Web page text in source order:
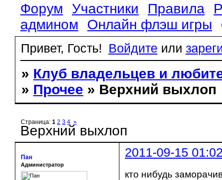
Форум Участники Правила
админом
Онлайн флэш игры
Привет, Гость!
Войдите или
» Клуб владельцев и
» Прочее » Верхний выхлоп
Верхний выхлоп
Страница:1 2 3 4 »
2011-09-15
Пан
Администратор
кто нибудь